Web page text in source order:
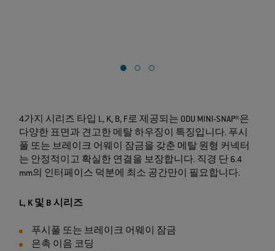
4가지 시리즈 타입 L, K, B, F로 제공되는 ODU MINI-SNAP®은
다양한 표면과 견고한 메탈 하우징이 특징입니다. 푸시
풀 또는 브레이크 어웨이 잠금을 갖춘 메탈 원형 커넥터
는 안정적이고 확실한 연결을 보장합니다. 직경 단 6.4
mm의 인터페이스 덕분에 최소 공간만이 필요합니다.
L, K 및 B 시리즈
푸시풀 또는 브레이크 어웨이 잠금
은촉 이음 코딩